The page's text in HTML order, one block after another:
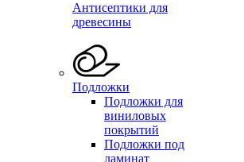
Антисептики для
древесины
Подложки
Подложки для
виниловых
покрытий
Подложки под
ламинат